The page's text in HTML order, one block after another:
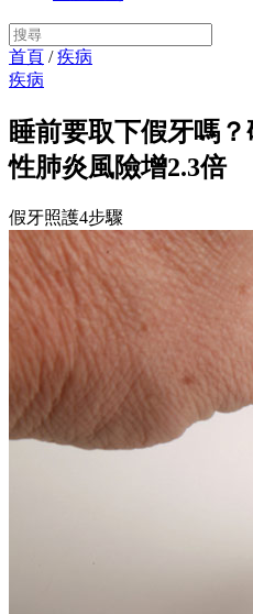
首頁 /疾病
疾病
睡前要取下假牙嗎
性肺炎風險增2.3倍
假牙照護4步驟